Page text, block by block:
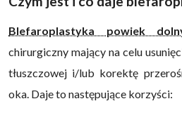
Blefaroplastyka powiek
chirurgiczny mający na celu
tłuszczowej i/lub korektę
oka. Daje to następujące korzyści: